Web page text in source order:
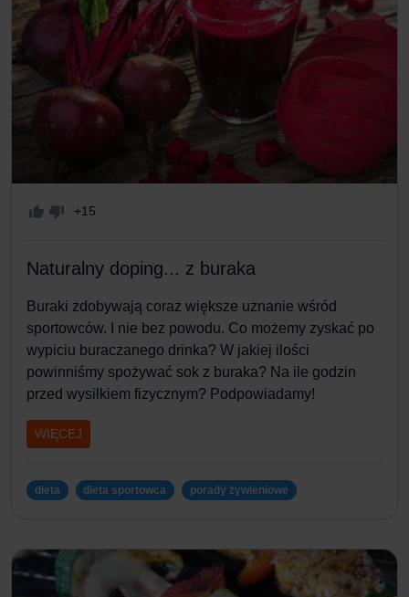
+15
Naturalny doping... z buraka
Buraki zdobywają coraz większe uznanie wśród
sportowców. I nie bez powodu. Co możemy zyskać po
wypiciu buraczanego drinka? W jakiej ilości
powinniśmy spożywać sok z buraka? Na ile godzin
przed wysiłkiem fizycznym? Podpowiadamy!
WIĘCEJ
dieta dieta sportowca porady żywieniowe